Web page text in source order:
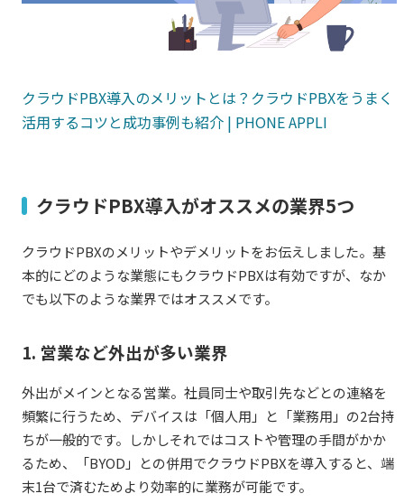
クラウドPBX導入のメリットとは？クラウドPBXをうまく
活用するコツと成功事例も紹介 | PHONE APPLI
クラウドPBX導入がオススメの業界5つ
クラウドPBXのメリットやデメリットをお伝えしました。基
本的にどのような業態にもクラウドPBXは有効ですが、なか
でも以下のような業界ではオススメです。
1. 営業など外出が多い業界
外出がメインとなる営業。社員同士や取引先などとの連絡を
頻繁に行うため、デバイスは「個人用」と「業務用」の2台持
ちが一般的です。しかしそれではコストや管理の手間がかか
るため、「BYOD」との併用でクラウドPBXを導入すると、端
末1台で済むためより効率的に業務が可能です。